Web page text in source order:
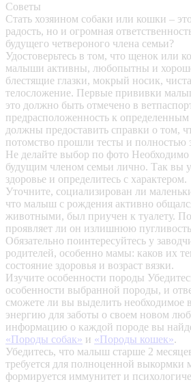
Советы
Стать хозяином собаки или кошки –
радость, но и огромная
будущего четвероного члена семьи?
Удостоверьтесь в том, что щенок или
малыши активны, любопытны и
блестящие глазки, мокрый носик,
телосложение. Первые прививки
это должно быть отмечено в
предрасположенность к
должны предоставить справки о том,
потомство прошли тесты и полностью
Не делайте выбор по фото Необходимо
будущим членом семьи лично. Так вы
здоровье и определитесь с характером.
Уточните, социализирован ли
что малыш с рождения активно
животными, был приучен к туалету.
проявляет ли он излишнюю
Обязательно поинтересуйтесь у
родителей, особенно мамы: каков их
состояние здоровья и возраст вязки.
Изучите особенности породы
особенности выбранной породы, и
сможете ли вы выделить необходимое
энергию для заботы о своем новом
информацию о каждой породе вы
«Породы собак» и «Породы кошек».
Убедитесь, что малыш старше 2
требуется для полноценной
формируется иммунитет и